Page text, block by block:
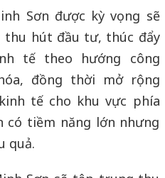
Sơn được kỳ vọng sẽ
hút đầu tư, thúc đẩy
tế theo hướng công
đồng thời mở rộng
tế cho khu vực phía
có tiềm năng lớn nhưng
quả.